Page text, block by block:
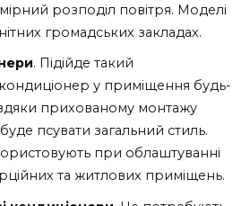
розподіл повітря. Моделі
громадських закладах.
. Підійде такий
у приміщення будь-
прихованому монтажу
псувати загальний стиль.
при облаштуванні
та житлових приміщень.